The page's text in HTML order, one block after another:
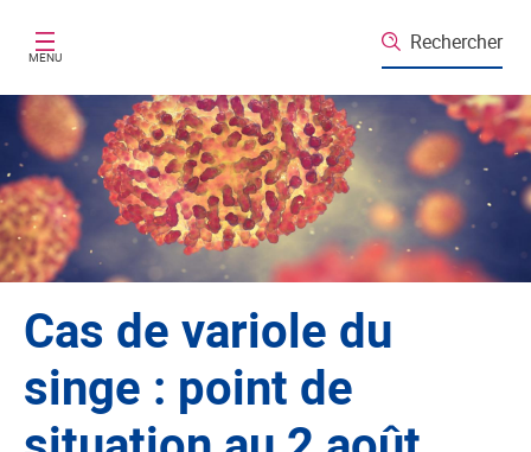
MENU
Rechercher
Cas de variole du
singe : point de